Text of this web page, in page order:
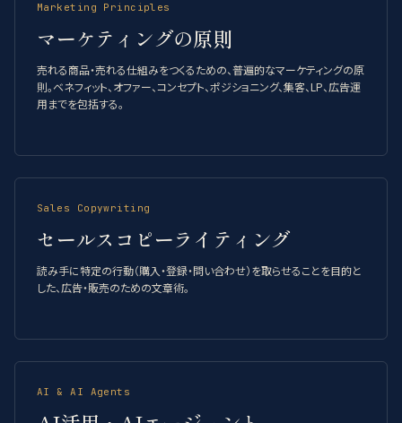
Marketing Principles
マーケティングの原則
売れる商品・売れる仕組みをつくるための、普遍的なマーケティングの原
則。ベネフィット、オファー、コンセプト、ポジショニング、集客、LP、広告運
用までを包括する。
Sales Copywriting
セールスコピーライティング
読み手に特定の行動（購入・登録・問い合わせ）を取らせることを目的と
した、広告・販売のための文章術。
AI & AI Agents